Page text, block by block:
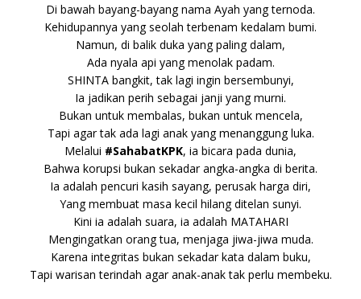
Di bawah bayang-bayang nama Ayah yang ternoda.
Kehidupannya yang seolah terbenam kedalam bumi.
Namun, di balik duka yang paling dalam,
Ada nyala api yang menolak padam.
SHINTA bangkit, tak lagi ingin bersembunyi,
Ia jadikan perih sebagai janji yang murni.
Bukan untuk membalas, bukan untuk mencela,
Tapi agar tak ada lagi anak yang menanggung luka.
Melalui #SahabatKPK, ia bicara pada dunia,
Bahwa korupsi bukan sekadar angka-angka di berita.
Ia adalah pencuri kasih sayang, perusak harga diri,
Yang membuat masa kecil hilang ditelan sunyi.
Kini ia adalah suara, ia adalah MATAHARI
Mengingatkan orang tua, menjaga jiwa-jiwa muda.
Karena integritas bukan sekadar kata dalam buku,
Tapi warisan terindah agar anak-anak tak perlu membeku.